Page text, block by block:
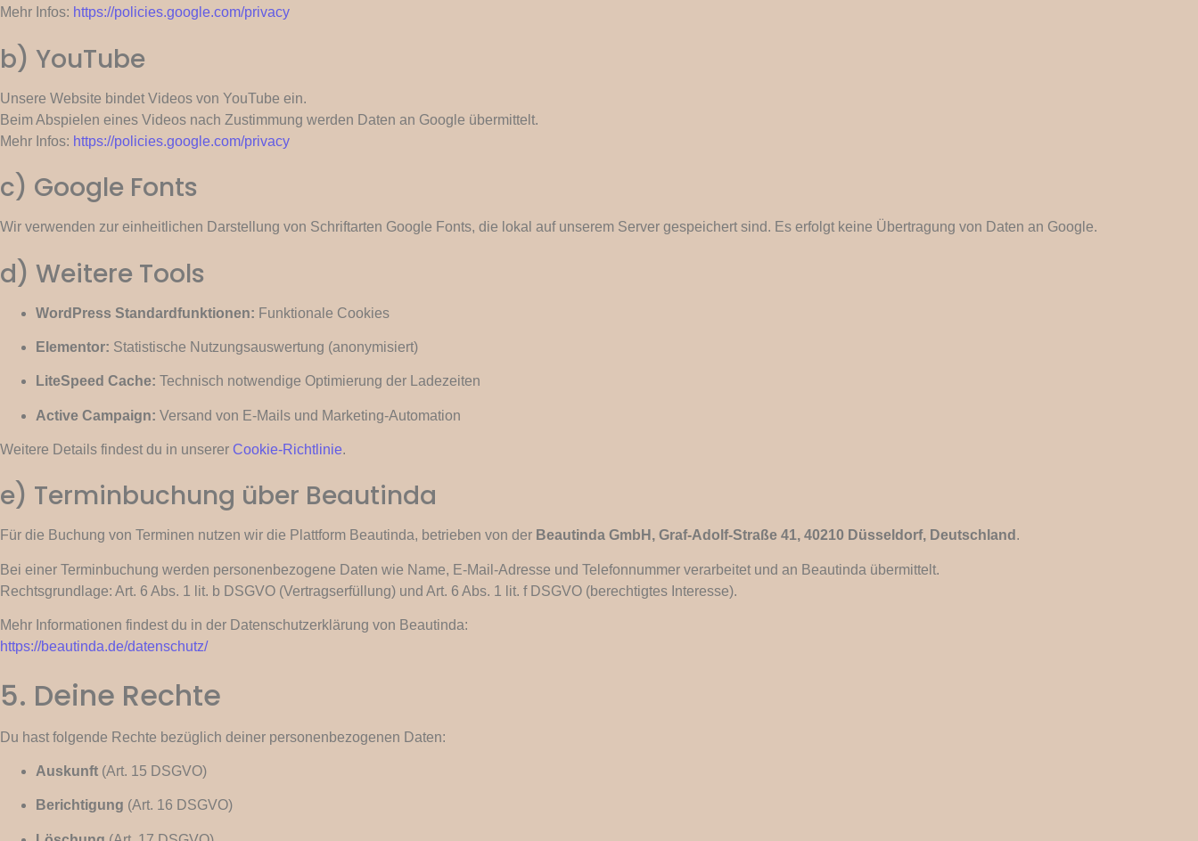
Mehr Infos: https://policies.google.com/privacy
b) YouTube
Unsere Website bindet Videos von YouTube ein.
Beim Abspielen eines Videos nach Zustimmung werden Daten an Google übermittelt.
Mehr Infos: https://policies.google.com/privacy
c) Google Fonts
Wir verwenden zur einheitlichen Darstellung von Schriftarten Google Fonts, die lokal auf unserem Server gespeichert sind. Es erfolgt keine Übertragung von Daten an Google.
d) Weitere Tools
WordPress Standardfunktionen: Funktionale Cookies
Elementor: Statistische Nutzungsauswertung (anonymisiert)
LiteSpeed Cache: Technisch notwendige Optimierung der Ladezeiten
Active Campaign: Versand von E-Mails und Marketing-Automation
Weitere Details findest du in unserer Cookie-Richtlinie.
e) Terminbuchung über Beautinda
Für die Buchung von Terminen nutzen wir die Plattform Beautinda, betrieben von der Beautinda GmbH, Graf-Adolf-Straße 41, 40210 Düsseldorf, Deutschland .
Bei einer Terminbuchung werden personenbezogene Daten wie Name, E-Mail-Adresse und Telefonnummer verarbeitet und an Beautinda übermittelt.
Rechtsgrundlage: Art. 6 Abs. 1 lit. b DSGVO (Vertragserfüllung) und Art. 6 Abs. 1 lit. f DSGVO (berechtigtes Interesse).
Mehr Informationen findest du in der Datenschutzerklärung von Beautinda:
https://beautinda.de/datenschutz/
5. Deine Rechte
Du hast folgende Rechte bezüglich deiner personenbezogenen Daten:
Auskunft (Art. 15 DSGVO)
Berichtigung (Art. 16 DSGVO)